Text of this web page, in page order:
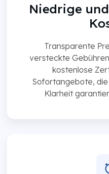
Niedrige
Transparente
versteckte
kostenlose
Sofortangebote, die
Klarheit